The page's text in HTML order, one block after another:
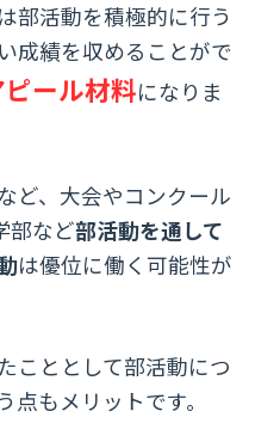
部活動を積極的に行う
成績を収めることがで
ール材料になりま
ど、大会やコンクール
部など部活動を通して
は優位に働く可能性が
こととして部活動につ
もメリットです。